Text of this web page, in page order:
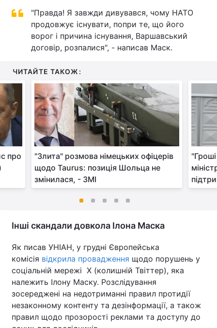
"Правда! Я завжди дивувався, чому НАТО
продовжує існувати, попри те, що його
ворог і причина існування, Варшавський
договір, розпалися", - написав Маск.
ЧИТАЙТЕ ТАКОЖ:
про
"Злита" розмова німецьких офіцерів
щодо Taurus: позиція Шольца не
змінилася, - ЗМІ
Інші скандали довкола Ілона Маска
Як писав УНІАН, у грудні Європейська
комісія відкрила провадження щодо порушень у
соціальній мережі Х (колишній Твіттер), яка
належить Ілону Маску. Розслідування
зосереджені на недотриманні правил протидії
незаконному контенту та дезінформації, а також
правил щодо прозорості реклами та доступу до